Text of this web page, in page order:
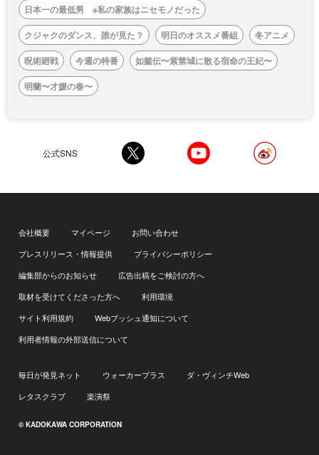
日本一の最低男 ※私の家族はニセモノだった
クジャクのダンス、誰が見た？
明日のオススメ番組
冬アニメ
呪術廻戦
今週の特番
如懿伝〜紫禁城に散る宿命の王妃〜
明蘭〜才媛の春〜
公式SNS
会社概要 マイページ
お問い合わせ
プレスリリース・情報提供
プライバシーポリシー
編集部からのお知らせ
広告出稿をご検討の方へ
取材を受けてくださった方へ
利用環境
サイト利用規約
Webプッシュ通知について
利用者情報の外部送信について
毎日が発見ネット ウォーカープラス
ダ・ヴィンチWeb
レタスクラブ
楽演祭
© KADOKAWA CORPORATION